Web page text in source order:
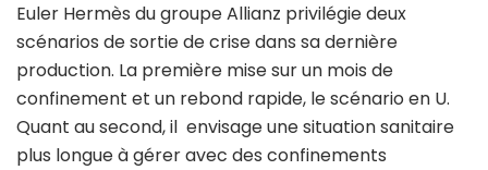
Euler Hermès du groupe Allianz privilégie deux
scénarios de sortie de crise dans sa dernière
production. La première mise sur un mois de
confinement et un rebond rapide, le scénario en U.
Quant au second, il envisage une situation sanitaire
plus longue à gérer avec des confinements